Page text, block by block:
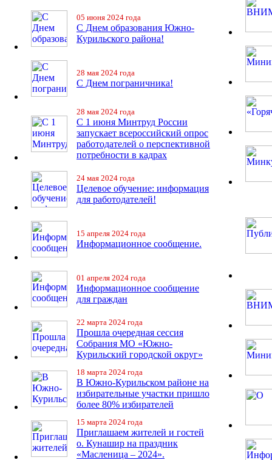
05 июня 2024 года
С Днем образования Южно-
Курильского района!
28 мая 2024 года
С Днем пограничника!
28 мая 2024 года
С 1 июня Минтруд России
запускает всероссийский опрос
работодателей о перспективной
потребности в кадрах
24 мая 2024 года
Целевое обучение: информация
для работодателей!
15 апреля 2024 года
Информационное сообщение.
01 апреля 2024 года
Информационное сообщение
для граждан
22 марта 2024 года
Прошла очередная сессия
Собрания МО «Южно-
Курильский городской округ»
18 марта 2024 года
В Южно-Курильском районе на
избирательные участки пришло
более 80% избирателей
15 марта 2024 года
Приглашаем жителей и гостей
о. Кунашир на праздник
«Масленица – 2024».